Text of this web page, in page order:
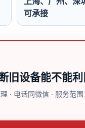
可承接
旧设备能不能
· 电话同微信 · 服务范